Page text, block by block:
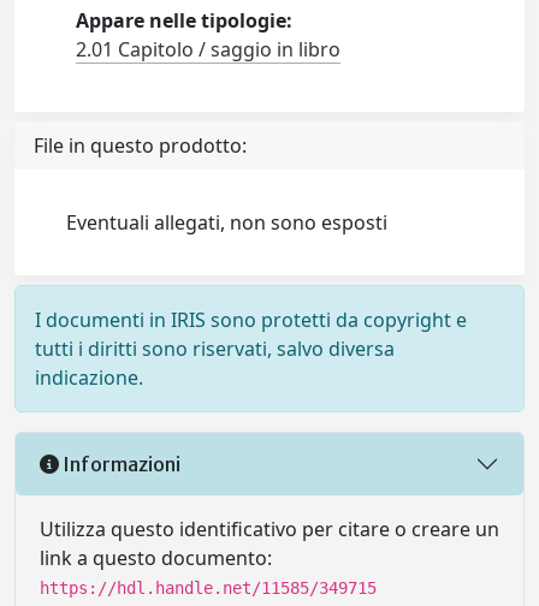
Appare nelle tipologie:
2.01 Capitolo / saggio in libro
File in questo prodotto:
Eventuali allegati, non sono esposti
I documenti in IRIS sono protetti da copyright e
tutti i diritti sono riservati, salvo diversa
indicazione.
Informazioni
Utilizza questo identificativo per citare o creare un
link a questo documento:
https://hdl.handle.net/11585/349715